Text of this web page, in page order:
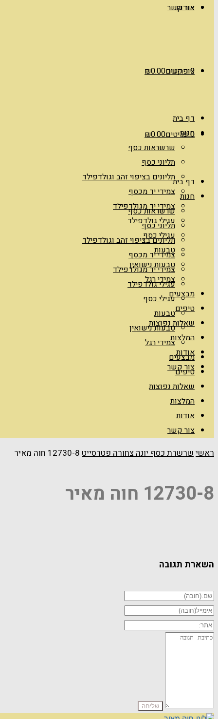
צור קשר
0 פריטים ₪0.00
דף בית
חנות
שרשראות כסף
תליוני כסף
תליונים בציפוי זהב וגולדפילד
צמידי יד מכסף
צמידי יד מגולדפילד
עגילי גולדפילד
עגילי כסף
טבעות
טבעות נישואין
צמידי רגל
מבצעים
טיפים
שאלות נפוצות
המלצות
אודות
צור קשר
אודות
צור קשר
0 פריטים ₪0.00
דף בית
חנות
שרשראות כסף
תליוני כסף
תליונים בציפוי זהב וגולדפילד
צמידי יד מכסף
צמידי יד מגולדפילד
עגילי גולדפילד
עגילי כסף
טבעות
טבעות נישואין
צמידי רגל
מבצעים
טיפים
שאלות נפוצות
המלצות
אודות
צור קשר
ראשישרשרת כסף יונה צחורה פטרסייט 12730-8 חוה מאיר
12730-8 חוה מאיר
השארת תגובה